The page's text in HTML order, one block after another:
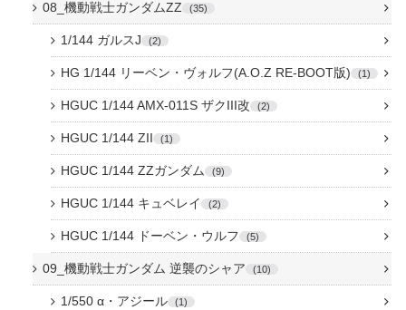
08_機動戦士ガンダムZZ 35
1/144 ガルスJ 2
HG 1/144 リーベン・ヴォルフ(A.O.Z RE-BOOT版) 1
HGUC 1/144 AMX-011S ザクIII改 2
HGUC 1/144 ZII 1
HGUC 1/144 ZZガンダム 9
HGUC 1/144 キュベレイ 2
HGUC 1/144 ドーベン・ウルフ 5
09_機動戦士ガンダム 逆襲のシャア 10
1/550 α・アジール 1